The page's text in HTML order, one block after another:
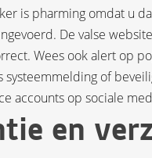
is pharming omdat u
De valse
Wees ook alert op
systeemmelding of
accounts op sociale
en